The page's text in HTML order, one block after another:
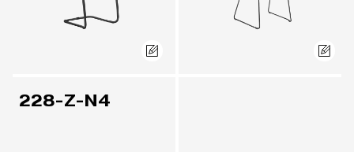
228-Z-N4